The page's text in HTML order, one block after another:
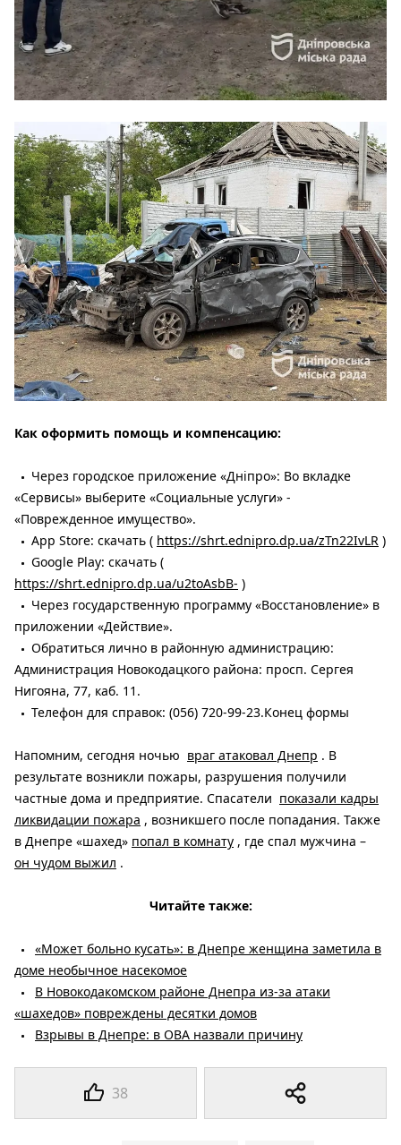
38
Как оформить помощь и компенсацию:
Через городское приложение «Дніпро»: Во вкладке
«Сервисы» выберите «Социальные услуги» -
«Поврежденное имущество».
App Store: скачать ( https://shrt.ednipro.dp.ua/zTn22IvLR )
Google Play: скачать (
https://shrt.ednipro.dp.ua/u2toAsbB- )
Через государственную программу «Восстановление» в
приложении «Действие».
Обратиться лично в районную администрацию:
Администрация Новокодацкого района: просп. Сергея
Нигояна, 77, каб. 11.
Телефон для справок: (056) 720-99-23.Конец формы
Напомним, сегодня ночью враг атаковал Днепр . В
результате возникли пожары, разрушения получили
частные дома и предприятие. Спасатели показали кадры
ликвидации пожара , возникшего после попадания. Также
в Днепре «шахед» попал в комнату , где спал мужчина –
он чудом выжил .
Читайте также:
«Может больно кусать»: в Днепре женщина заметила в
доме необычное насекомое
В Новокодакомском районе Днепра из-за атаки
«шахедов» повреждены десятки домов
Взрывы в Днепре: в ОВА назвали причину